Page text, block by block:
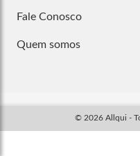
Fale Conosco
Quem somos
© 2026 Allqui -